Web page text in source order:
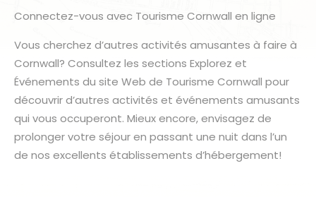
Connectez-vous avec Tourisme Cornwall en ligne
Vous cherchez d’autres activités amusantes à faire à
Cornwall? Consultez les sections Explorez et
Événements du site Web de Tourisme Cornwall pour
découvrir d’autres activités et événements amusants
qui vous occuperont. Mieux encore, envisagez de
prolonger votre séjour en passant une nuit dans l’un
de nos excellents établissements d’hébergement!